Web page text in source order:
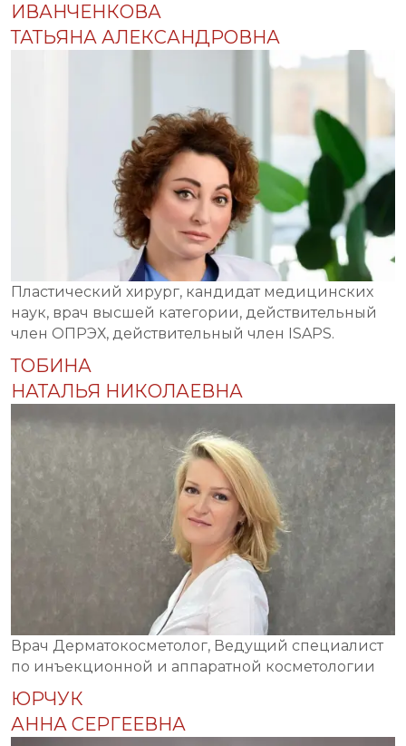
ИВАНЧЕНКОВА
ТАТЬЯНА АЛЕКСАНДРОВНА
Пластический хирург, кандидат медицинских
наук, врач высшей категории, действительный
член ОПРЭХ, действительный член ISAPS.
ТОБИНА
НАТАЛЬЯ НИКОЛАЕВНА
Врач Дерматокосметолог, Ведущий специалист
по инъекционной и аппаратной косметологии
ЮРЧУК
АННА СЕРГЕЕВНА